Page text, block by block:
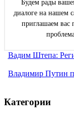
Будем рады
диалоге на нашем
приглашаем вас
Навигация
по
Вадим Штепа:
Владимир Путин
Категории